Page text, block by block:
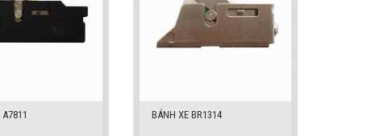
BÁNH XE BR1314